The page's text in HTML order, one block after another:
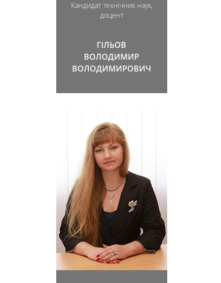
Кандидат технічних наук,
доцент
ГІЛЬОВ
ВОЛОДИМИР
ВОЛОДИМИРОВИЧ